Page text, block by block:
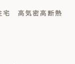
宅 高気密高断熱